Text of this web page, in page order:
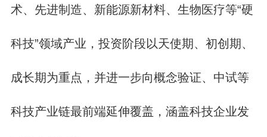
术、先进制造、新能源新材料、生物医疗等“硬
科技”领域产业，投资阶段以天使期、初创期、
成长期为重点，并进一步向概念验证、中试等
科技产业链最前端延伸覆盖，涵盖科技企业发